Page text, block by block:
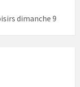
dimanche 9